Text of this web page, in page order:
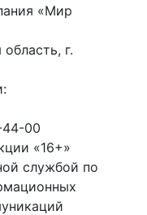
«Мир
г.
44-00
«16+»
службой по